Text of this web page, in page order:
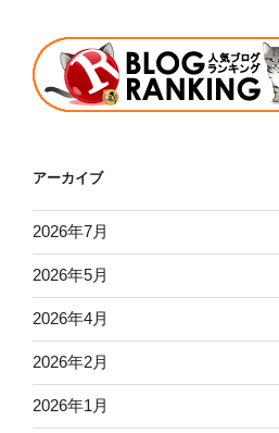
アーカイブ
2026年7月
2026年5月
2026年4月
2026年2月
2026年1月